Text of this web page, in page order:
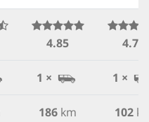
4.85 4.78
1 × 1 ×
186 km 102